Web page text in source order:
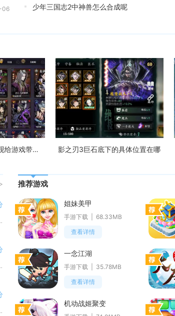
06 少年三国志2中神兽怎么合成呢
影之刃2中虚无的出现给游戏带来了什么 影之刃3巨石底下的具体位置在哪
配图片、文字、标记，制作专属电子日历
件当中。平台收录不同地区的影视内容，
平台打通多家主流保险机构资源，整合线
推荐游戏
姐妹美甲
手游下载
68.33MB
查看详情
一念江湖
手游下载
35.78MB
查看详情
机动战姬聚变